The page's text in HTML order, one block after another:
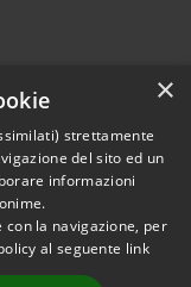
© 2026 • Comune di
d'Adda • Powered by
×
strettamente
del sito ed un
informazioni
la navigazione, per
al seguente link